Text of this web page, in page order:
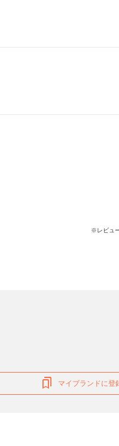
※レビュ
マイブランドに登